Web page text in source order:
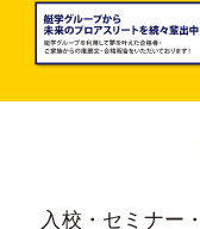
入校・セミナー